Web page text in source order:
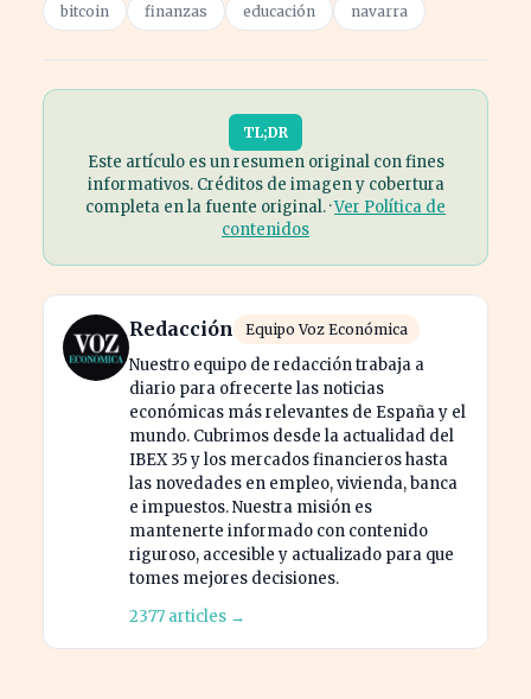
bitcoin finanzas educación navarra
TL;DR
Este artículo es un resumen original con fines
informativos. Créditos de imagen y cobertura
completa en la fuente original. ·Ver Política de
contenidos
Redacción Equipo Voz Económica
Nuestro equipo de redacción trabaja a
diario para ofrecerte las noticias
económicas más relevantes de España y el
mundo. Cubrimos desde la actualidad del
IBEX 35 y los mercados financieros hasta
las novedades en empleo, vivienda, banca
e impuestos. Nuestra misión es
mantenerte informado con contenido
riguroso, accesible y actualizado para que
tomes mejores decisiones.
2377 articles →